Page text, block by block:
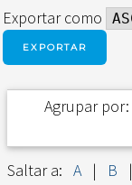
Exportar como
Agrupar por:
Saltar a: A | B |